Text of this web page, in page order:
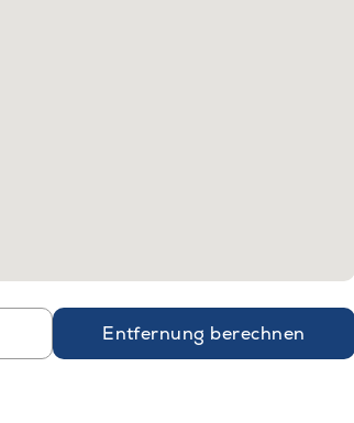
Entfernung berechnen